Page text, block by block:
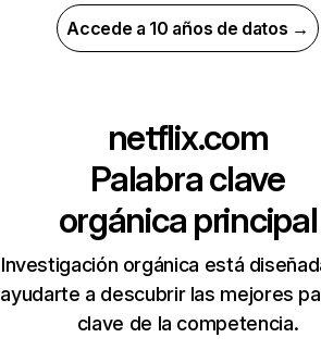
Accede a 10 años de datos →
netflix.com
Palabra clave
orgánica principal
Investigación orgánica está
ayudarte a descubrir las mejores
clave de la competencia.